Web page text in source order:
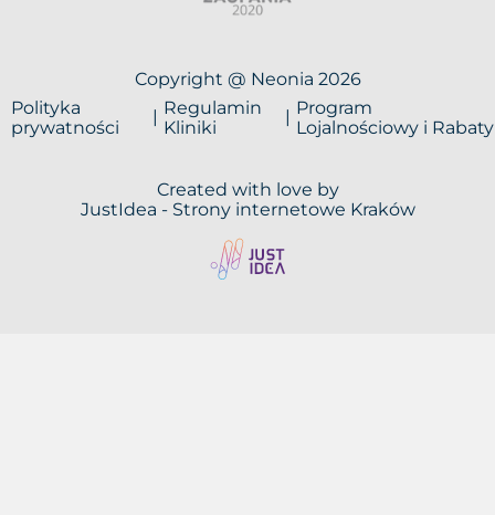
Copyright @ Neonia 2026
Polityka
prywatności
Regulamin
Kliniki
Program
Lojalnościowy i Rabaty
Created with love by
JustIdea - Strony internetowe Kraków